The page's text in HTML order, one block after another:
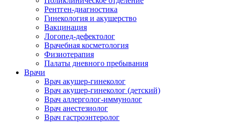
Рентген-диагностика
Гинекология и акушерство
Вакцинация
Логопед-дефектолог
Врачебная косметология
Физиотерапия
Палаты дневного пребывания
Врачи
Врач акушер-гинеколог
Врач акушер-гинеколог (детский)
Врач аллерголог-иммунолог
Врач анестезиолог
Врач гастроэнтеролог